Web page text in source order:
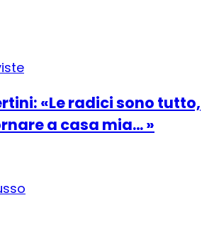
«Le radici sono tutto,
a casa mia… »